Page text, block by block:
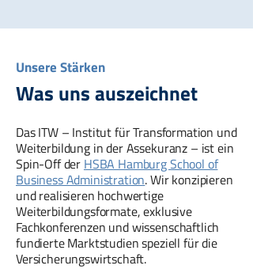
Unsere Stärken
Was uns auszeichnet
Das ITW – Institut für Transformation und
Weiterbildung in der Assekuranz – ist ein
Spin-Off der HSBA Hamburg School of
Business Administration. Wir konzipieren
und realisieren hochwertige
Weiterbildungsformate, exklusive
Fachkonferenzen und wissenschaftlich
fundierte Marktstudien speziell für die
Versicherungswirtschaft.